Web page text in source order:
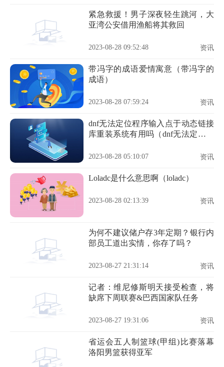
紧急救援！男子深夜轻生跳河，大
亚湾公安借用渔船将其救回
2023-08-28 09:52:48 资讯
带冯字的成语爱情寓意（带冯字的
成语）
2023-08-28 07:59:24 资讯
dnf无法定位程序输入点于动态链接
库重装系统有用吗（dnf无法定位程
2023-08-28 05:10:07 资讯
Loladc是什么意思啊（loladc）
2023-08-28 02:13:39 资讯
为何不建议储户存3年定期？银行内
部员工道出实情，你存了吗？
2023-08-27 21:31:14 资讯
记者：维尼修斯明天接受检查，将
缺席下周联赛&巴西国家队任务
2023-08-27 19:31:06 资讯
省运会五人制篮球(甲组)比赛落幕
洛阳男篮获得亚军